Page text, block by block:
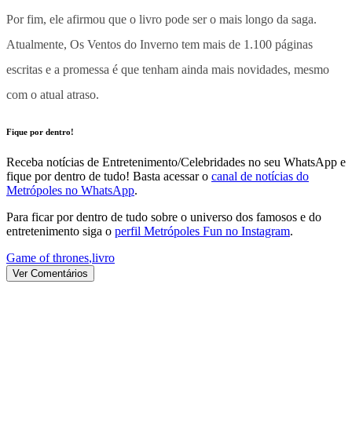
Por fim, ele afirmou que o livro pode ser o mais longo da saga.
Atualmente, Os Ventos do Inverno tem mais de 1.100 páginas
escritas e a promessa é que tenham ainda mais novidades, mesmo
com o atual atraso.
Fique por dentro!
Receba notícias de Entretenimento/Celebridades no seu WhatsApp e
fique por dentro de tudo! Basta acessar o canal de notícias do
Metrópoles no WhatsApp.
Para ficar por dentro de tudo sobre o universo dos famosos e do
entretenimento siga o perfil Metrópoles Fun no Instagram.
Game of thrones,livro
Ver Comentários